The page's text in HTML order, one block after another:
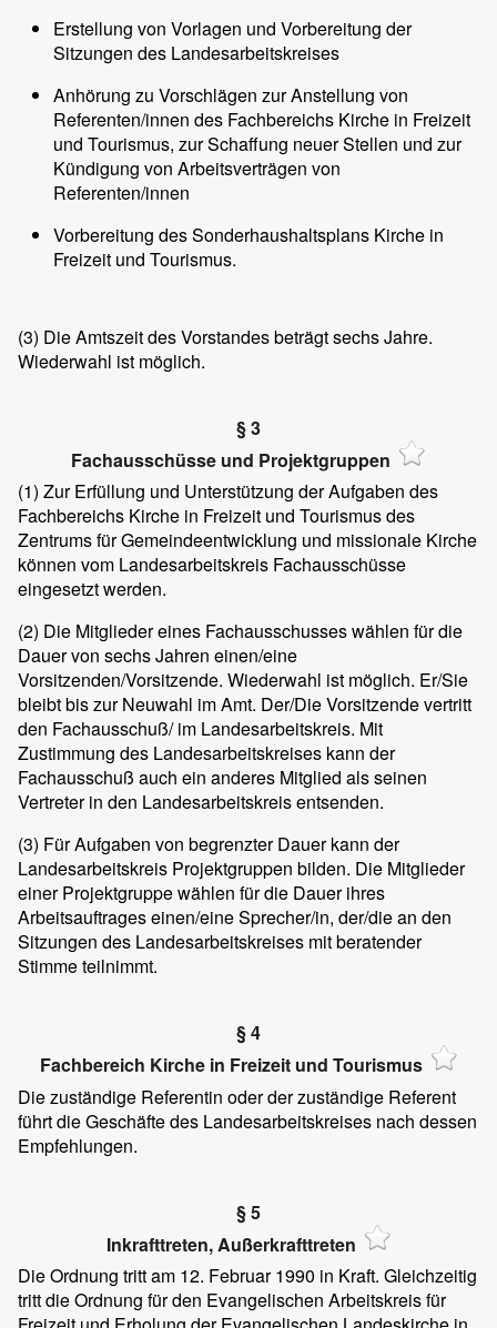
Erstellung von Vorlagen und Vorbereitung der
Sitzungen des Landesarbeitskreises
Anhörung zu Vorschlägen zur Anstellung von
Referenten/innen des Fachbereichs Kirche in Freizeit
und Tourismus, zur Schaffung neuer Stellen und zur
Kündigung von Arbeitsverträgen von
Referenten/innen
Vorbereitung des Sonderhaushaltsplans Kirche in
Freizeit und Tourismus.
(3) Die Amtszeit des Vorstandes beträgt sechs Jahre.
Wiederwahl ist möglich.
§ 3
Fachausschüsse und Projektgruppen
(1) Zur Erfüllung und Unterstützung der Aufgaben des
Fachbereichs Kirche in Freizeit und Tourismus des
Zentrums für Gemeindeentwicklung und missionale Kirche
können vom Landesarbeitskreis Fachausschüsse
eingesetzt werden.
(2) Die Mitglieder eines Fachausschusses wählen für die
Dauer von sechs Jahren einen/eine
Vorsitzenden/Vorsitzende. Wiederwahl ist möglich. Er/Sie
bleibt bis zur Neuwahl im Amt. Der/Die Vorsitzende vertritt
den Fachausschuß/ im Landesarbeitskreis. Mit
Zustimmung des Landesarbeitskreises kann der
Fachausschuß auch ein anderes Mitglied als seinen
Vertreter in den Landesarbeitskreis entsenden.
(3) Für Aufgaben von begrenzter Dauer kann der
Landesarbeitskreis Projektgruppen bilden. Die Mitglieder
einer Projektgruppe wählen für die Dauer ihres
Arbeitsauftrages einen/eine Sprecher/in, der/die an den
Sitzungen des Landesarbeitskreises mit beratender
Stimme teilnimmt.
§ 4
Fachbereich Kirche in Freizeit und Tourismus
Die zuständige Referentin oder der zuständige Referent
führt die Geschäfte des Landesarbeitskreises nach dessen
Empfehlungen.
§ 5
Inkrafttreten, Außerkrafttreten
Die Ordnung tritt am 12. Februar 1990 in Kraft. Gleichzeitig
tritt die Ordnung für den Evangelischen Arbeitskreis für